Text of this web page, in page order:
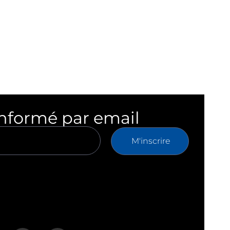
par email
M'inscrire